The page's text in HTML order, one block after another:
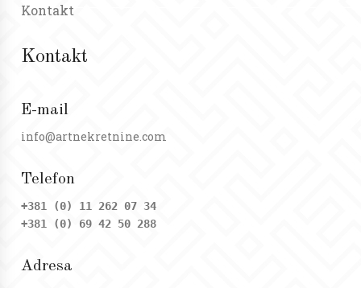
Kontakt
Kontakt
E-mail
info@artnekretnine.com
Telefon
+381 (0) 11 262 07 34
+381 (0) 69 42 50 288
Adresa